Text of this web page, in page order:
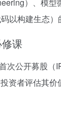
构建生态）
课
次公开募股
资者评估其